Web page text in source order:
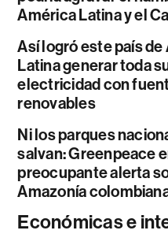
América Latina y el
Así logró este país
Latina generar toda
electricidad con
renovables
Ni los parques
salvan: Greenpeace
preocupante alerta
Amazonía
Económicas e